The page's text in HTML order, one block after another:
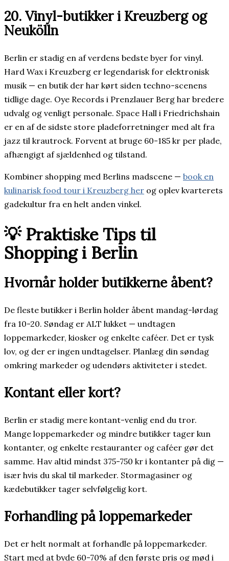
20. Vinyl-butikker i Kreuzberg og
Neukölln
Berlin er stadig en af verdens bedste byer for vinyl.
Hard Wax i Kreuzberg er legendarisk for elektronisk
musik — en butik der har kørt siden techno-scenens
tidlige dage. Oye Records i Prenzlauer Berg har bredere
udvalg og venligt personale. Space Hall i Friedrichshain
er en af de sidste store pladeforretninger med alt fra
jazz til krautrock. Forvent at bruge 60-185 kr per plade,
afhængigt af sjældenhed og tilstand.
Kombiner shopping med Berlins madscene — book en
kulinarisk food tour i Kreuzberg her og oplev kvarterets
gadekultur fra en helt anden vinkel.
💡 Praktiske Tips til
Shopping i Berlin
Hvornår holder butikkerne åbent?
De fleste butikker i Berlin holder åbent mandag-lørdag
fra 10-20. Søndag er ALT lukket — undtagen
loppemarkeder, kiosker og enkelte caféer. Det er tysk
lov, og der er ingen undtagelser. Planlæg din søndag
omkring markeder og udendørs aktiviteter i stedet.
Kontant eller kort?
Berlin er stadig mere kontant-venlig end du tror.
Mange loppemarkeder og mindre butikker tager kun
kontanter, og enkelte restauranter og caféer gør det
samme. Hav altid mindst 375-750 kr i kontanter på dig —
især hvis du skal til markeder. Stormagasiner og
kædebutikker tager selvfølgelig kort.
Forhandling på loppemarkeder
Det er helt normalt at forhandle på loppemarkeder.
Start med at byde 60-70% af den første pris og mød i